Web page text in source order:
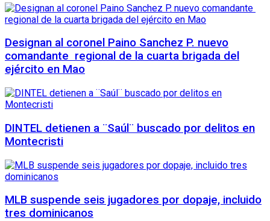
Designan al coronel Paino Sanchez P. nuevo
comandante regional de la cuarta brigada del
ejército en Mao
DINTEL detienen a ¨Saúl¨ buscado por delitos en
Montecristi
MLB suspende seis jugadores por dopaje, incluido
tres dominicanos